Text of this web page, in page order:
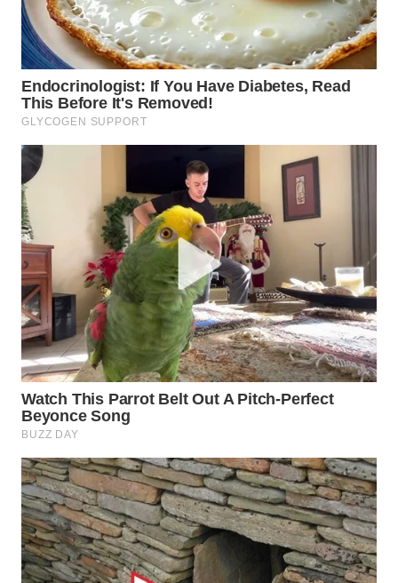
WN
NIAS
WN
LANGKAT
TAPANULI
TANJUNG
LESUNG
WN
KARO
WN
SIMALUNGUN
LABUHANBATU
WN
TAPANULI
TENGAH